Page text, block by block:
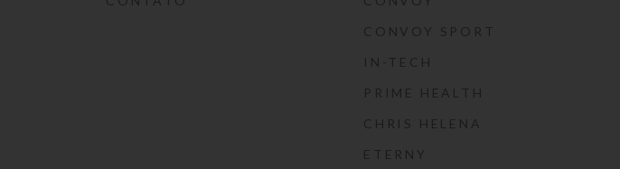
CONVOY SPORT
IN-TECH
PRIME HEALTH
CHRIS HELENA
ETERNY